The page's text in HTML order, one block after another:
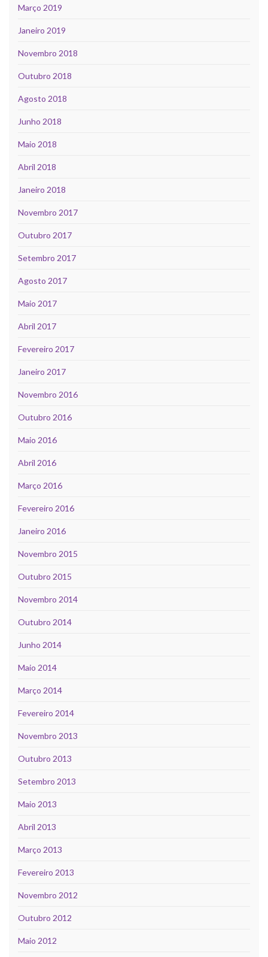
Março 2019
Janeiro 2019
Novembro 2018
Outubro 2018
Agosto 2018
Junho 2018
Maio 2018
Abril 2018
Janeiro 2018
Novembro 2017
Outubro 2017
Setembro 2017
Agosto 2017
Maio 2017
Abril 2017
Fevereiro 2017
Janeiro 2017
Novembro 2016
Outubro 2016
Maio 2016
Abril 2016
Março 2016
Fevereiro 2016
Janeiro 2016
Novembro 2015
Outubro 2015
Novembro 2014
Outubro 2014
Junho 2014
Maio 2014
Março 2014
Fevereiro 2014
Novembro 2013
Outubro 2013
Setembro 2013
Maio 2013
Abril 2013
Março 2013
Fevereiro 2013
Novembro 2012
Outubro 2012
Maio 2012